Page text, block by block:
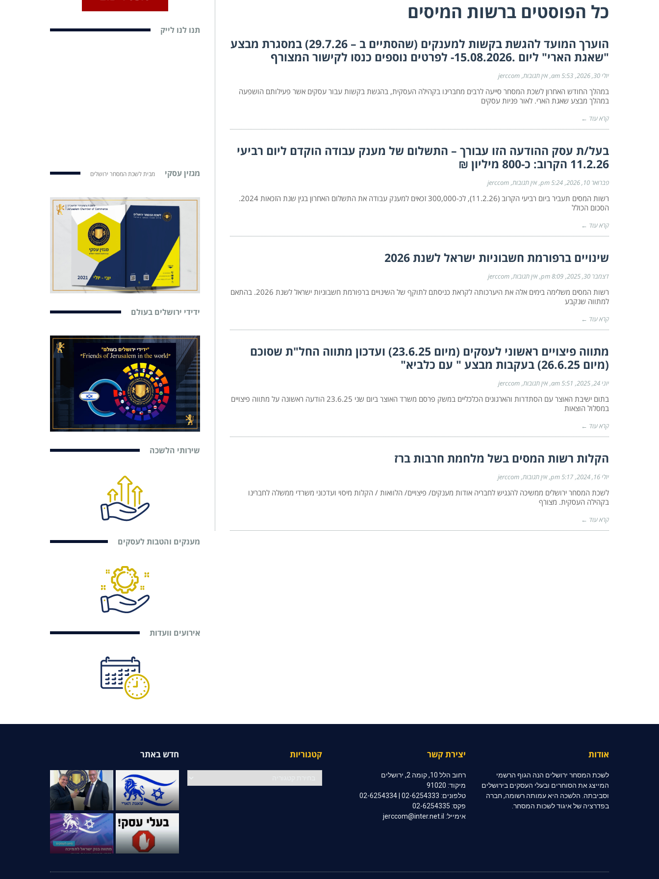
כל הפוסטים ברשות המיסים
הוערך המועד להגשת בקשות למענקים (שהסתיים ב – 29.7.26) במסגרת מבצע
"שאגת הארי" ליום .15.08.2026- לפרטים נוספים כנסו לקישור המצורף
יולי 30, 2026 5:53 am אין תגובות jerccom
במהלך החודש האחרון לשכת המסחר סייעה לרבים מחברינו בקהילה העסקית, בהגשת בקשות עבור עסקים אשר פעילותם הושפעה
במהלך מבצע שאגת הארי. לאור פניות עסקים
קרא עוד ←
בעל/ת עסק ההודעה הזו עבורך – התשלום של מענק עבודה הוקדם ליום רביעי
11.2.26 הקרוב: כ-800 מיליון ₪
פברואר 10, 2026 5:24 pm אין תגובות jerccom
רשות המסים תעביר ביום רביעי הקרוב (11.2.26), לכ-300,000 זכאים למענק עבודה את התשלום האחרון בגין שנת הזכאות 2024.
הסכום הכולל
קרא עוד ←
שינויים ברפורמת חשבוניות ישראל לשנת 2026
דצמבר 30, 2025 8:09 pm אין תגובות jerccom
רשות המסים משלימה בימים אלה את היערכותה לקראת כניסתם לתוקף של השינויים ברפורמת חשבוניות ישראל לשנת 2026. בהתאם
למתווה שנקבע
קרא עוד ←
מתווה פיצויים ראשוני לעסקים (מיום 23.6.25) ועדכון מתווה החל"ת שסוכם
(מיום 26.6.25) בעקבות מבצע " עם כלביא"
יוני 24, 2025 5:51 am אין תגובות jerccom
בתום ישיבת האוצר עם הסתדרות והארגונים הכלכליים במשק פרסם משרד האוצר ביום שני 23.6.25 הודעה ראשונה על מתווה פיצויים
במסלול הוצאות
קרא עוד ←
הקלות רשות המסים בשל מלחמת חרבות ברז
יולי 16, 2024 5:17 pm אין תגובות jerccom
לשכת המסחר ירושלים ממשיכה להנגיש לחבריה אודות מענקים/ פיצויים/ הלוואות / הקלות מיסוי ועדכוני משרדי ממשלה לחברינו
בקהילה העסקית. מצורף
קרא עוד ←
תנו לנו לייק
מגזין עסקי מבית לשכת המסחר ירושלים
ידידי ירושלים בעולם
שירותי הלשכה
מענקים והטבות לעסקים
אירועים וועדות
אודות
לשכת המסחר ירושלים הנה הגוף הרשמי
המייצג את הסוחרים ובעלי העסקים בירושלים
וסביבתה. הלשכה היא עמותה רשומה, חברה
בפדרציה של איגוד לשכות המסחר.
יצירת קשר
רחוב הלל 10, קומה 2, ירושלים
מיקוד: 91020
טלפונים: 02-6254333 | 02-6254334
פקס: 02-6254335
אימייל: jerccom@inter.net.il
קטגוריות חדש באתר